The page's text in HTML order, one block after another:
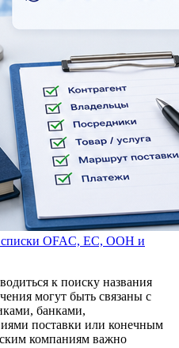
списки OFAC, ЕС, ООН и
к поиску названия
могут быть связаны с
банками,
поставки или конечным
компаниям важно